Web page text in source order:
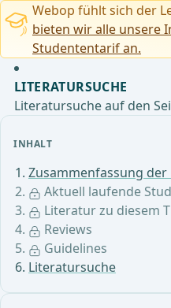
INHALT
Zusammenfassung
Aktuell laufende
Literatur zu diesem
Reviews
Guidelines
Literatursuche
Webop fühlt sich der
bieten wir alle unsere
Studententarif an.
LITERATURSUCHE
Literatursuche auf den